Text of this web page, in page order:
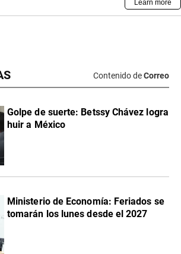
Contenido deCorreo
Golpe de suerte: Betssy Chávez logra
huir a México
Ministerio de Economía: Feriados se
tomarán los lunes desde el 2027